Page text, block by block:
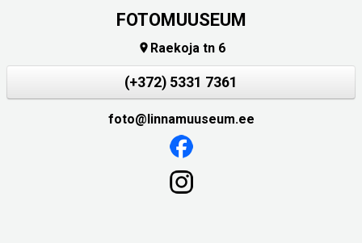
FOTOMUUSEUM
 Raekoja tn 6
(+372) 5331 7361
foto@linnamuuseum.ee